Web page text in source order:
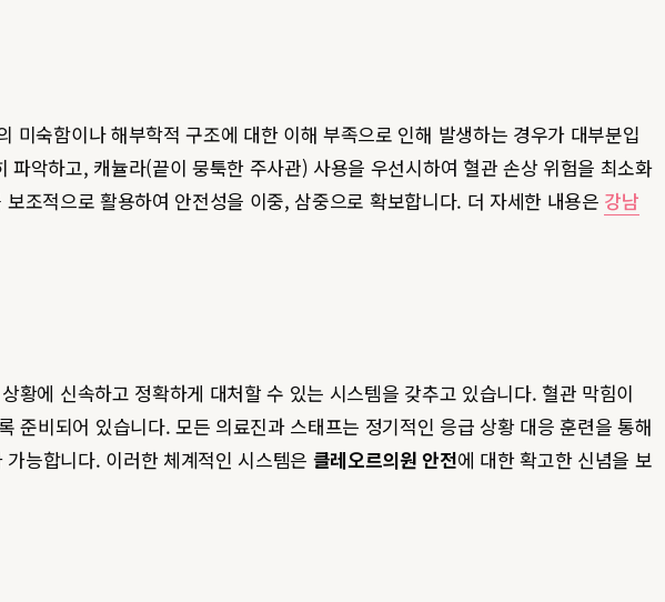
숙함이나 해부학적 구조에 대한 이해 부족으로 인해 발생하는 경우가 대부분입
악하고, 캐뉼라(끝이 뭉툭한 주사관) 사용을 우선시하여 혈관 손상 위험을 최소화
조적으로 활용하여 안전성을 이중, 삼중으로 확보합니다. 더 자세한 내용은 강남
에 신속하고 정확하게 대처할 수 있는 시스템을 갖추고 있습니다. 혈관 막힘이
비되어 있습니다. 모든 의료진과 스태프는 정기적인 응급 상황 대응 훈련을 통해
능합니다. 이러한 체계적인 시스템은 클레오르의원 안전에 대한 확고한 신념을 보